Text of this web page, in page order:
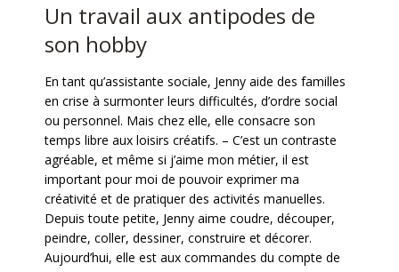
Un travail aux antipodes de
son hobby
En tant qu’assistante sociale, Jenny aide des familles
en crise à surmonter leurs difficultés, d’ordre social
ou personnel. Mais chez elle, elle consacre son
temps libre aux loisirs créatifs. – C’est un contraste
agréable, et même si j’aime mon métier, il est
important pour moi de pouvoir exprimer ma
créativité et de pratiquer des activités manuelles.
Depuis toute petite, Jenny aime coudre, découper,
peindre, coller, dessiner, construire et décorer.
Aujourd’hui, elle est aux commandes du compte de